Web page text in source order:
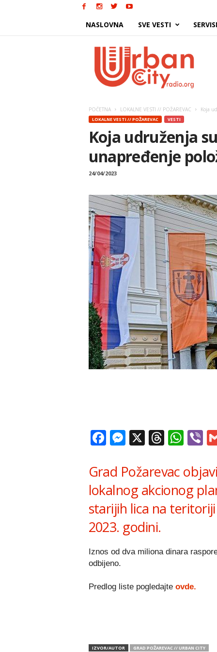
NASLOVNA SVE VESTI
POČETNA LOKALNE VESTI // POŽAREVAC Koja
LOKALNE VESTI // POŽAREVAC VESTI
Koja udruženja
unapređenje
24/04/2023
Facebook
Messenger
X
Grad Požarevac
lokalnog akcionog
starijih lica na
2023. godini.
Iznos od dva miliona dinara
odbijeno.
Predlog liste pogledajte ovde.
IZVOR/AUTOR
GRAD POŽAREVAC // URBAN CITY